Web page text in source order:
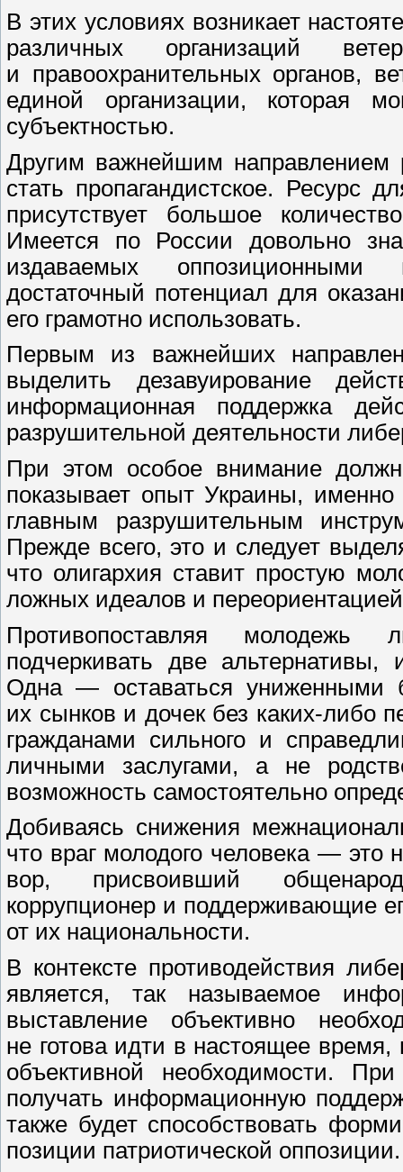
В этих условиях возникает
различных организаций
и правоохранительных органов,
единой организации, которая
субъектностью.
Другим важнейшим направлением
стать пропагандистское. Ресурс
присутствует большое
Имеется по России довольно
издаваемых оппозиционными
достаточный потенциал для
его грамотно использовать.
Первым из важнейших
выделить дезавуирование
информационная поддержка
разрушительной деятельности
При этом особое внимание
показывает опыт Украины, именно
главным разрушительным
Прежде всего, это и следует
что олигархия ставит простую
ложных идеалов и
Противопоставляя молодежь
подчеркивать две
Одна — оставаться униженными
их сынков и дочек без каких-
гражданами сильного и
личными заслугами, а не
возможность самостоятельно
Добиваясь снижения
что враг молодого человека —
вор, присвоивший
коррупционер и поддерживающие
от их национальности.
В контексте противодействия
является, так называемое
выставление объективно
не готова идти в настоящее
объективной необходимости.
получать информационную
также будет способствовать
позиции патриотической оппозиции.